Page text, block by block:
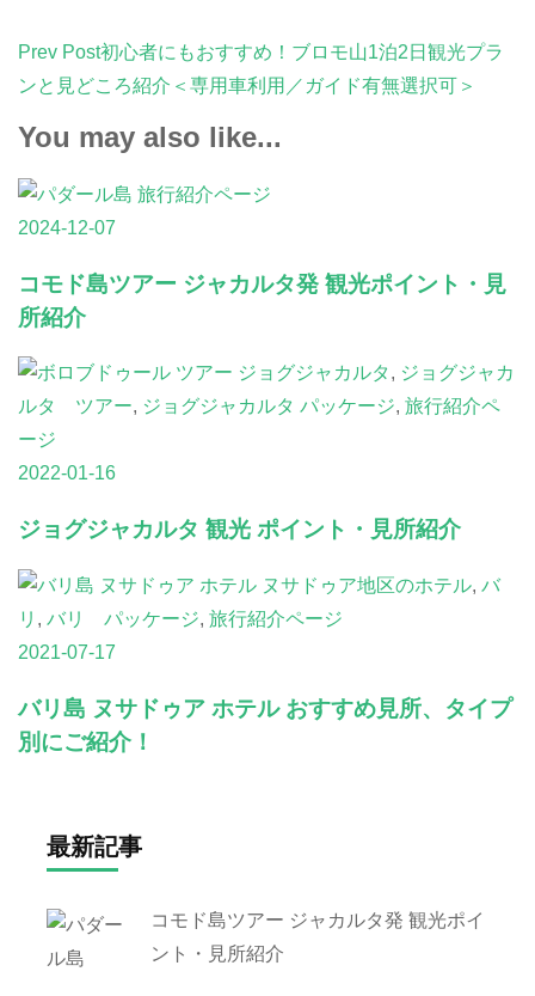
Post
Navigation
Prev Post初心者にもおすすめ！ブロモ山1泊2日観光プラ
ンと見どころ紹介＜専用車利用／ガイド有無選択可＞
You may also like...
旅行紹介ページ
2024-12-07
コモド島ツアー ジャカルタ発 観光ポイント・見
所紹介
ジョグジャカルタ, ジョグジャカ
ルタ ツアー, ジョグジャカルタ パッケージ, 旅行紹介ペ
ージ
2022-01-16
ジョグジャカルタ 観光 ポイント・見所紹介
ヌサドゥア地区のホテル, バ
リ , バリ パッケージ, 旅行紹介ページ
2021-07-17
バリ島 ヌサドゥア ホテル おすすめ見所、タイプ
別にご紹介！
最新記事
コモド島ツアー ジャカルタ発 観光ポイ
ント・見所紹介